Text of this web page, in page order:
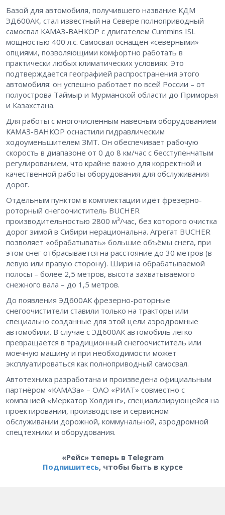
Базой для автомобиля, получившего название КДМ
ЭД600АК, стал известный на Севере полноприводный
самосвал КАМАЗ-ВАНКОР с двигателем Cummins ISL
мощностью 400 л.с. Самосвал оснащён «северными»
опциями, позволяющими комфортно работать в
практически любых климатических условиях. Это
подтверждается географией распространения этого
автомобиля: он успешно работает по всей России – от
полуострова Таймыр и Мурманской области до Приморья
и Казахстана.
Для работы с многочисленным навесным оборудованием
КАМАЗ-ВАНКОР оснастили гидравлическим
ходоуменьшителем ЗМТ. Он обеспечивает рабочую
скорость в диапазоне от 0 до 8 км/час с бесступенчатым
регулированием, что крайне важно для корректной и
качественной работы оборудования для обслуживания
дорог.
Отдельным пунктом в комплектации идёт фрезерно-
роторный снегоочиститель BUCHER
производительностью 2800 м³/час, без которого очистка
дорог зимой в Сибири нерациональна. Агрегат BUCHER
позволяет «обрабатывать» большие объёмы снега, при
этом снег отбрасывается на расстояние до 30 метров (в
левую или правую сторону). Ширина обрабатываемой
полосы – более 2,5 метров, высота захватываемого
снежного вала – до 1,5 метров.
До появления ЭД600АК фрезерно-роторные
снегоочистители ставили только на тракторы или
специально созданные для этой цели аэродромные
автомобили. В случае с ЭД600АК автомобиль легко
превращается в традиционный снегоочиститель или
моечную машину и при необходимости может
эксплуатироваться как полноприводный самосвал.
Автотехника разработана и произведена официальным
партнёром «КАМАЗа» – ОАО «РИАТ» совместно с
компанией «Меркатор Холдинг», специализирующейся на
проектировании, производстве и сервисном
обслуживании дорожной, коммунальной, аэродромной
спецтехники и оборудования.
«Рейс» теперь в Telegram
Подпишитесь, чтобы быть в курсе